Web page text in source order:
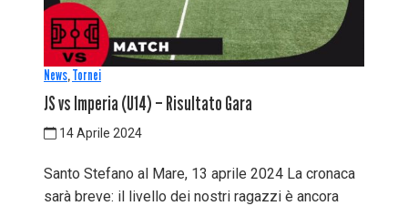
News,Tornei
JS vs Imperia (U14) – Risultato Gara
14 Aprile 2024
Santo Stefano al Mare, 13 aprile 2024 La cronaca
sarà breve: il livello dei nostri ragazzi è ancora